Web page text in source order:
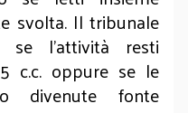
svolta. Il tribunale
se l’attività resti
c.c. oppure se le
divenute fonte